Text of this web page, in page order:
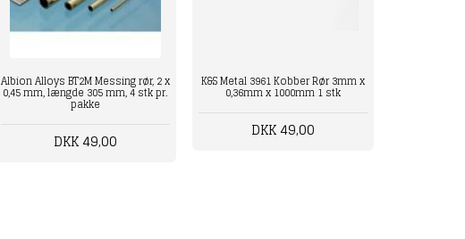
Albion Alloys BT2M Messing rør, 2 x
0,45 mm, længde 305 mm, 4 stk pr.
pakke
DKK 49,00
K&S Metal 3961 Kobber Rør 3mm x
0,36mm x 1000mm 1 stk
DKK 49,00